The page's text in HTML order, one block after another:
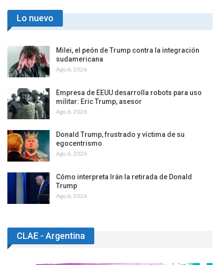
Lo nuevo
Milei, el peón de Trump contra la integración
sudamericana
Ago 6, 2026
Empresa de EEUU desarrolla robots para uso
militar: Eric Trump, asesor
Ago 6, 2026
Donald Trump, frustrado y víctima de su
egocentrismo
Ago 6, 2026
Cómo interpreta Irán la retirada de Donald
Trump
Ago 6, 2026
CLAE - Argentina